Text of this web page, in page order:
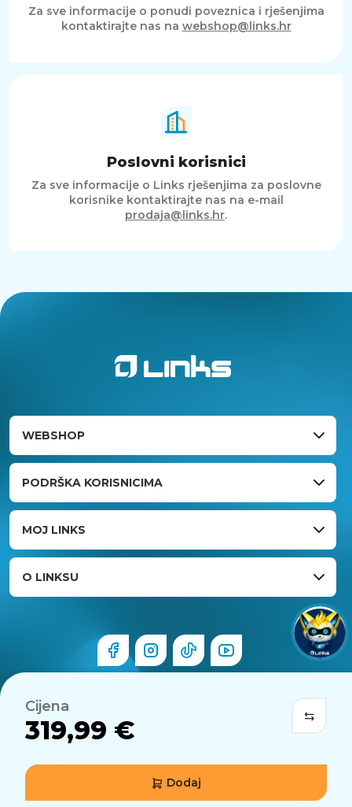
Cijena
319,99 €
Dodaj
Za sve informacije o ponudi poveznica i rješenjima
kontaktirajte nas na webshop@links.hr
Poslovni korisnici
Za sve informacije o Links rješenjima za poslovne
korisnike kontaktirajte nas na e-mail
prodaja@links.hr.
WEBSHOP
PODRŠKA KORISNICIMA
MOJ LINKS
O LINKSU